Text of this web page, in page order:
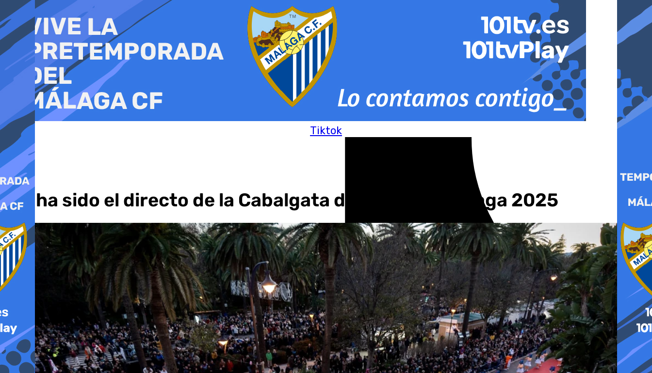
al
contenido
Tiktok
Así ha sido el directo de la Cabalgata de Reyes de Málaga 2025